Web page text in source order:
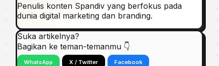
Penulis konten Spandiv yang berfokus pada
dunia digital marketing dan branding.
Suka artikelnya?
Bagikan ke teman-temanmu 👇
WhatsApp X / Twitter Facebook